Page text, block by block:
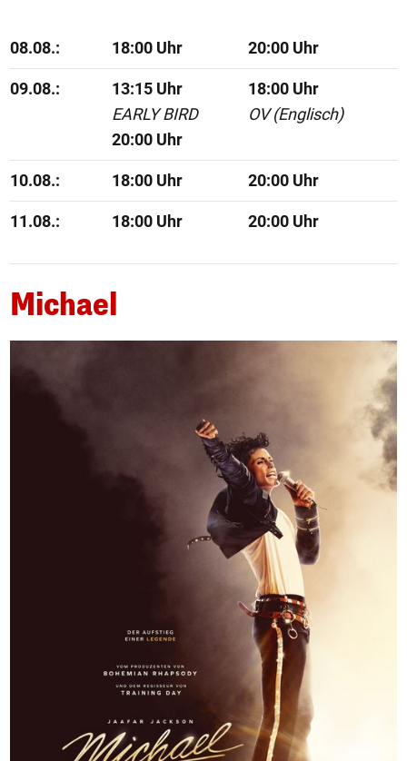
08.08.: 18:00 Uhr 20:00 Uhr
09.08.:
13:15 Uhr
EARLY BIRD
18:00 Uhr
OV (Englisch)
20:00 Uhr
10.08.: 18:00 Uhr 20:00 Uhr
11.08.: 18:00 Uhr 20:00 Uhr
Michael